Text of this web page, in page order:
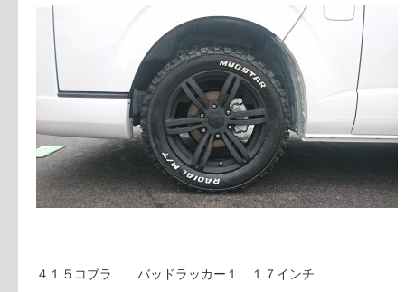
４１５コブラ バッドラッカー１ １７インチ